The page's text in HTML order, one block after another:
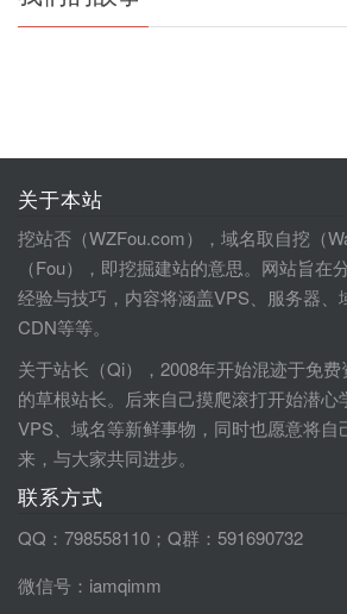
关于本站
挖站否（WZFou.com），域名取自挖（
（Fou），即挖掘建站的意思。网站旨在
经验与技巧，内容将涵盖VPS、服务器、
CDN等等。
关于站长（Qi），2008年开始混迹于免
的草根站长。后来自己摸爬滚打开始潜心
VPS、域名等新鲜事物，同时也愿意将自
来，与大家共同进步。
联系方式
QQ：798558110；Q群：591690732
微信号：iamqimm